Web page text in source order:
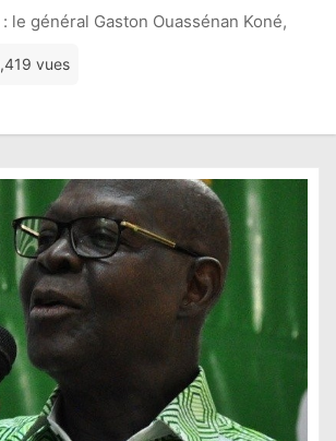
: le général Gaston Ouassénan Koné,
vues